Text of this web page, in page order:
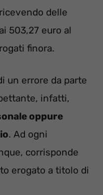
delle
503,27 euro al
finora.
un errore da parte
infatti,
oppure
. Ad ogni
corrisponde
erogato a titolo di